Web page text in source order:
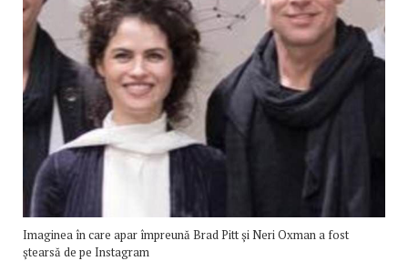
Imaginea în care apar împreună Brad Pitt şi Neri Oxman a fost
ştearsă de pe Instagram